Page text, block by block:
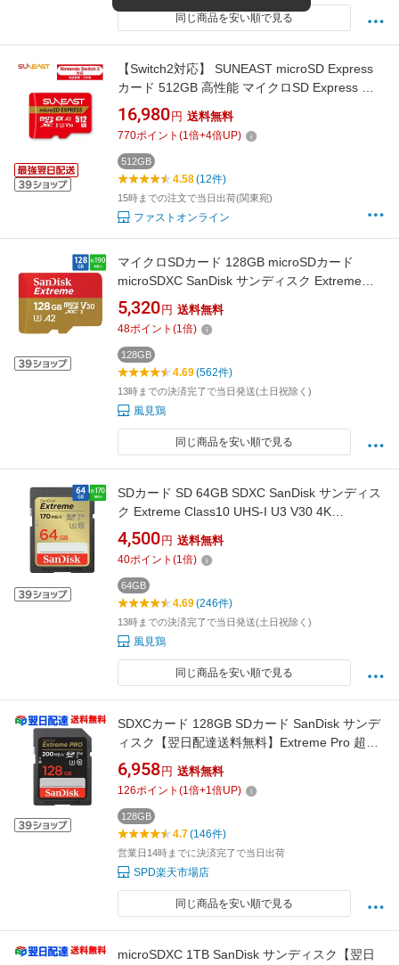
同じ商品を安い順で見る
【Switch2対応】 SUNEAST microSD Express
カード 512GB 高性能 マイクロSD Express カ
ード 高速ゲーミング向け スイッチ2 SD エクス
プレスカード UHS-I V30 Class10 Nintendo
Switch2 SDカード microSDXC Express カード
5年保証付 海外輸出モデル
16,980 円 送料無料
770ポイント (1倍+4倍UP)
512GB
4.58(12件)
15時までの注文で当日出荷(関東宛)
ファストオンライン
マイクロSDカード 128GB microSDカード
microSDXC SanDisk サンディスク Extreme
UHS-I U3 V30 A2 R:190MB/s W:90MB/s
Nintendo Switch動作確認済 海外リテール
SDSQXAA-128G-GN6MN ◆メ
5,320 円 送料無料
48ポイント (1倍)
128GB
4.69(562件)
13時までの決済完了で当日発送(土日祝除く)
風見鶏
同じ商品を安い順で見る
SDカード SD 64GB SDXC SanDisk サンディス
ク Extreme Class10 UHS-I U3 V30 4K
R:170MB/s W:80MB/s 海外リテール SDSDXV2-
064G-GNCIN ◆メ
4,500 円 送料無料
40ポイント (1倍)
64GB
4.69(246件)
13時までの決済完了で当日発送(土日祝除く)
風見鶏
同じ商品を安い順で見る
SDXCカード 128GB SDカード SanDisk サンデ
ィスク【翌日配達送料無料】Extreme Pro 超高
速 R:200MB/s W:90MB/s class10 UHS-I U3
V30 4K Ultra HD対応 海外パッケージ
SDSDXXD-128G-GN4IN
6,958 円 送料無料
126ポイント (1倍+1倍UP)
128GB
4.7(146件)
営業日14時までに決済完了で当日出荷
SPD楽天市場店
同じ商品を安い順で見る
microSDXC 1TB SanDisk サンディスク【翌日